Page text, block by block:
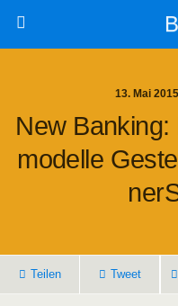
13. Mai
New
Mo­del­le
Tei­len Tweet